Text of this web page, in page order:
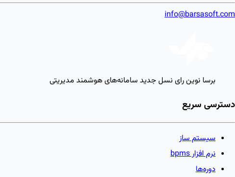
info@barsasoft.com
برسا نوین رای نسل جدید سامانه‌های هوشمند مدیریتی
دسترسی سریع
سیستم ساز
نرم افزار bpms
دوره‌ها